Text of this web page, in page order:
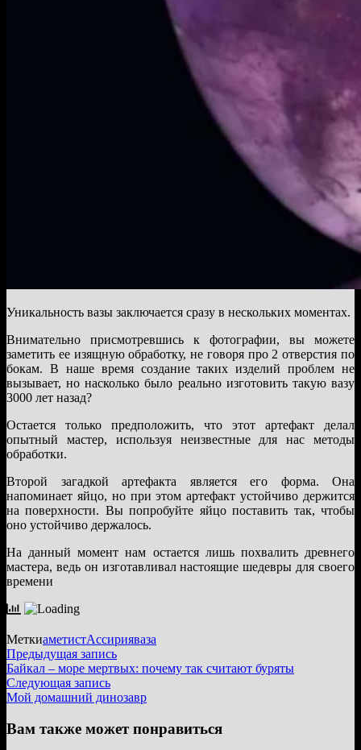
Уникальность вазы заключается сразу в нескольких моментах.
Внимательно присмотревшись к фотографии, вы можете
заметить ее изящную обработку, не говоря про 2 отверстия по
бокам. В наше время создание таких изделий проблем не
вызывает, но насколько было реально изготовить такую вазу
3000 лет назад?
Остается только предположить, что этот артефакт делал
опытный мастер, используя неизвестные для нас методы
обработки.
Второй загадкой артефакта является его форма. Она
напоминает яйцо, но при этом артефакт устойчиво держится
на поверхности. Вы попробуйте яйцо поставить так, чтобы
оно устойчиво держалось.
На данный момент нам остается лишь похвалить древнего
мастера, ведь он изготавливал настоящие шедевры для своего
времени
МеткиаметистАссирияваза
Навигация
по
записям
Предыдущая записьПредыдущая
запись:
Байкал – море мертвых: почему так считают буряты
Следующая записьСледующая
запись:
Мой домашний динозавр
Вам также может понравиться